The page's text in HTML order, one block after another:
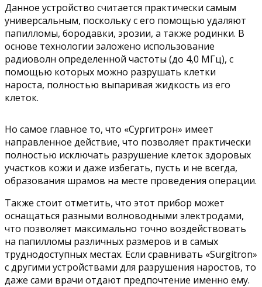
Данное устройство считается практически самым
универсальным, поскольку с его помощью удаляют
папилломы, бородавки, эрозии, а также родинки. В
основе технологии заложено использование
радиоволн определенной частоты (до 4,0 МГц), с
помощью которых можно разрушать клетки
нароста, полностью выпаривая жидкость из его
клеток.
Но самое главное то, что «Сургитрон» имеет
направленное действие, что позволяет практически
полностью исключать разрушение клеток здоровых
участков кожи и даже избегать, пусть и не всегда,
образования шрамов на месте проведения операции.
Также стоит отметить, что этот прибор может
оснащаться разными волноводными электродами,
что позволяет максимально точно воздействовать
на папилломы различных размеров и в самых
труднодоступных местах. Если сравнивать «Surgitron»
с другими устройствами для разрушения наростов, то
даже сами врачи отдают предпочтение именно ему.